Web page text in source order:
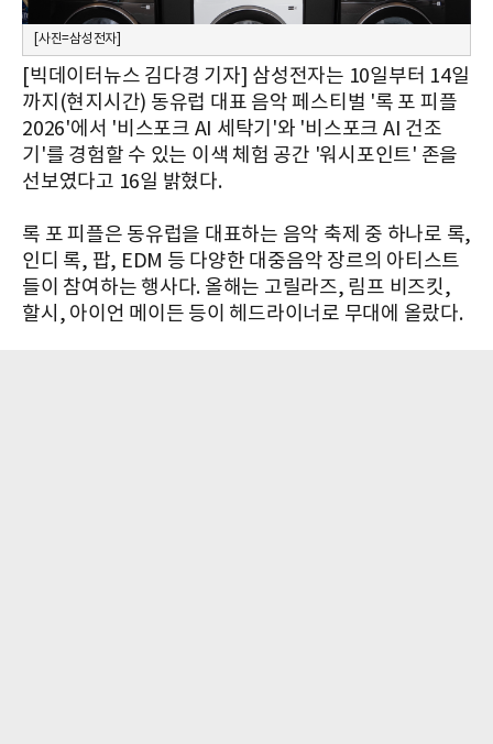
[사진=삼성전자]
[빅데이터뉴스 김다경 기자] 삼성전자는 10일부터 14일
까지(현지시간) 동유럽 대표 음악 페스티벌 '록 포 피플
2026'에서 '비스포크 AI 세탁기'와 '비스포크 AI 건조
기'를 경험할 수 있는 이색 체험 공간 '워시포인트' 존을
선보였다고 16일 밝혔다.
록 포 피플은 동유럽을 대표하는 음악 축제 중 하나로 록,
인디 록, 팝, EDM 등 다양한 대중음악 장르의 아티스트
들이 참여하는 행사다. 올해는 고릴라즈, 림프 비즈킷,
할시, 아이언 메이든 등이 헤드라이너로 무대에 올랐다.